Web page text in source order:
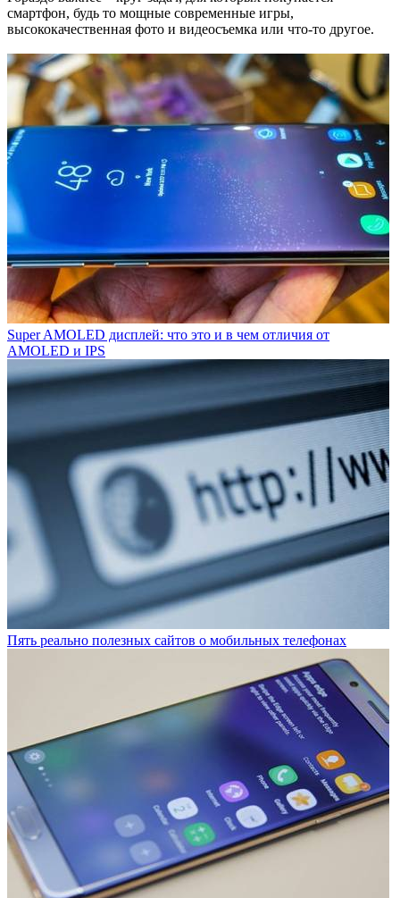
смартфон, будь то мощные современные игры,
высококачественная фото и видеосъемка или что-то другое.
Super AMOLED дисплей: что это и в чем отличия от
AMOLED и IPS
Пять реально полезных сайтов о мобильных телефонах